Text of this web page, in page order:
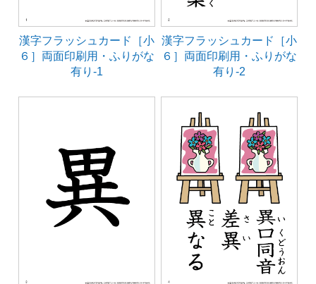
漢字フラッシュカード［小
６］両面印刷用・ふりがな
有り-1
漢字フラッシュカード［小
６］両面印刷用・ふりがな
有り-2